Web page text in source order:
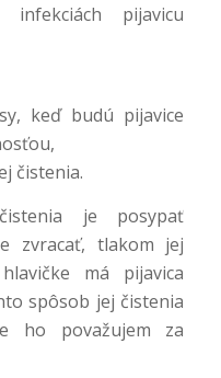
pijavicu
keď budú pijavice
čistenia.
je posypať
zvracať, tlakom jej
má pijavica
spôsob jej čistenia
ho považujem za